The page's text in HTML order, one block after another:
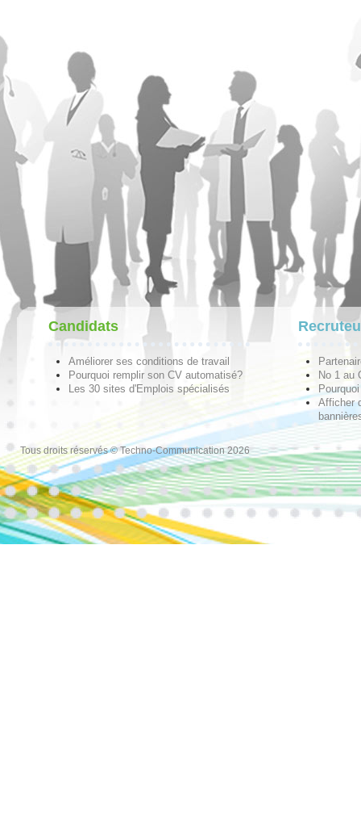
Candidats
Améliorer ses conditions de travail
Pourquoi remplir son CV automatisé?
Les 30 sites d'Emplois spécialisés
No 1 au
Afficher
Tous droits réservés © Techno-Communication 2026